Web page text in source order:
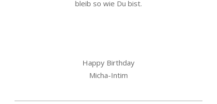
bleib so wie Du bist.
Happy Birthday
Micha-Intim